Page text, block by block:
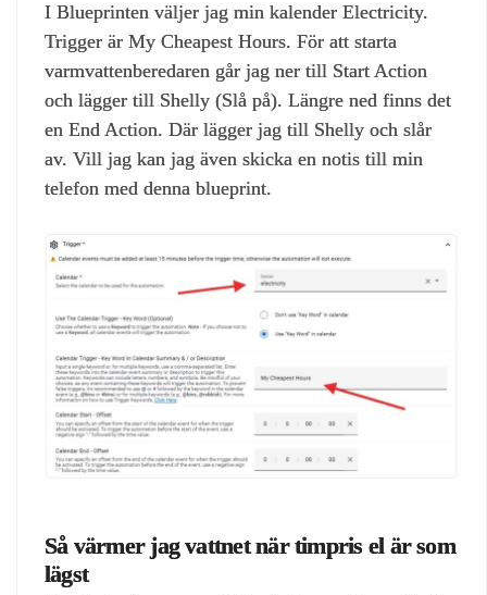
I Blueprinten väljer jag min kalender Electricity.
Trigger är My Cheapest Hours. För att starta
varmvattenberedaren går jag ner till Start Action
och lägger till Shelly (Slå på). Längre ned finns det
en End Action. Där lägger jag till Shelly och slår
av. Vill jag kan jag även skicka en notis till min
telefon med denna blueprint.
Så värmer jag vattnet när timpris el är som
lägst